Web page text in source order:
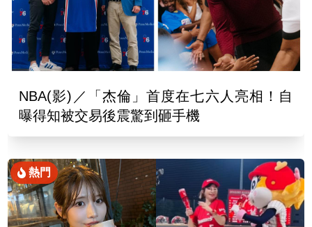
NBA(影)／「杰倫」首度在七六人亮相！自
曝得知被交易後震驚到砸手機
熱門